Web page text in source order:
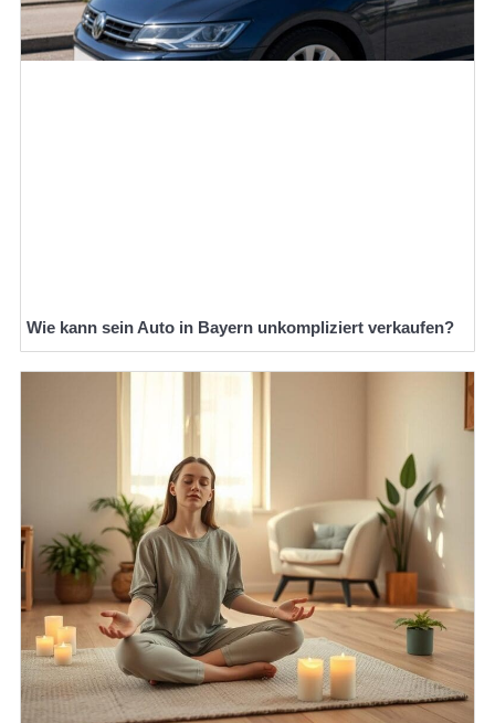
Wie kann sein Auto in Bayern unkompliziert verkaufen?